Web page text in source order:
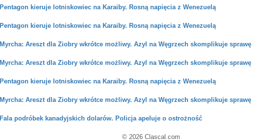
Pentagon kieruje lotniskowiec na Karaiby. Rosną napięcia z Wenezuelą
Pentagon kieruje lotniskowiec na Karaiby. Rosną napięcia z Wenezuelą
Myrcha: Areszt dla Ziobry wkrótce możliwy. Azyl na Węgrzech skomplikuje sprawę
Myrcha: Areszt dla Ziobry wkrótce możliwy. Azyl na Węgrzech skomplikuje sprawę
Pentagon kieruje lotniskowiec na Karaiby. Rosną napięcia z Wenezuelą
Myrcha: Areszt dla Ziobry wkrótce możliwy. Azyl na Węgrzech skomplikuje sprawę
Fala podróbek kanadyjskich dolarów. Policja apeluje o ostrożność
© 2026 Clascal.com